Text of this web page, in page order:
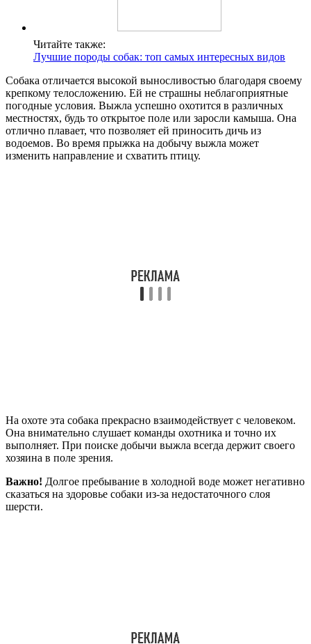
Читайте также:
Лучшие породы собак: топ самых интересных видов
Собака отличается высокой выносливостью благодаря своему
крепкому телосложению. Ей не страшны неблагоприятные
погодные условия. Выжла успешно охотится в различных
местностях, будь то открытое поле или заросли камыша. Она
отлично плавает, что позволяет ей приносить дичь из
водоемов. Во время прыжка на добычу выжла может
изменить направление и схватить птицу.
На охоте эта собака прекрасно взаимодействует с человеком.
Она внимательно слушает команды охотника и точно их
выполняет. При поиске добычи выжла всегда держит своего
хозяина в поле зрения.
Важно! Долгое пребывание в холодной воде может негативно
сказаться на здоровье собаки из-за недостаточного слоя
шерсти.